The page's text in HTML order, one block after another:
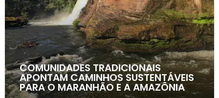
COMUNIDADES TRADICIONAIS
APONTAM CAMINHOS SUSTENTÁVEIS
PARA O MARANHÃO E A AMAZÔNIA